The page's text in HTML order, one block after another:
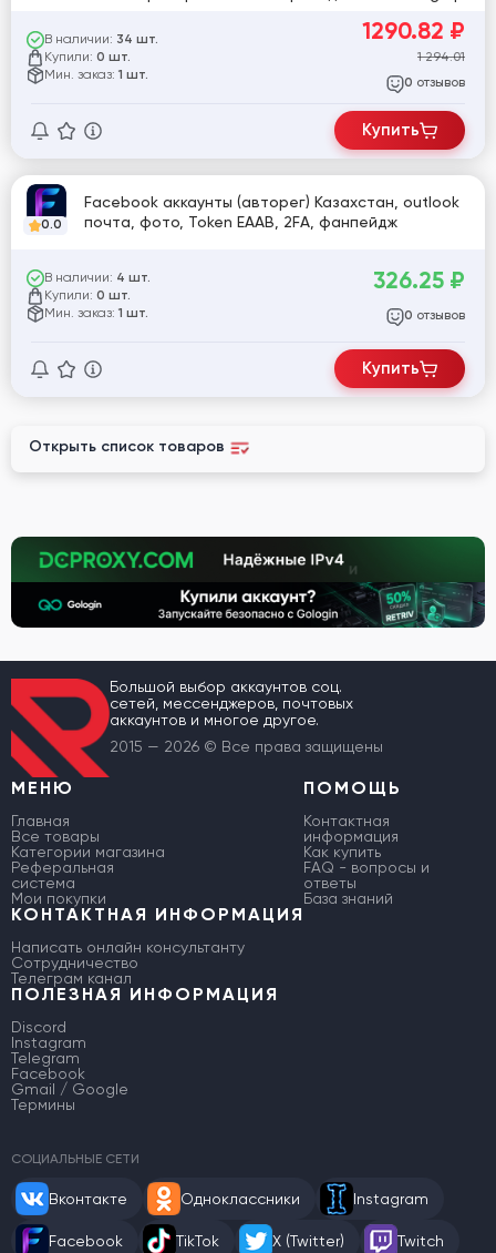
Proff Режим | 0-100 друзей | Стабильная и долгая
работа
В наличии: 34 шт.
Купили: 0 шт.
Мин. заказ: 1 шт.
1290.82 ₽
1 294.01
0 отзывов
Купить
0.0
Facebook аккаунты (авторег) Казахстан, outlook
почта, фото, Token EAAB, 2FA, фанпейдж
В наличии: 4 шт.
Купили: 0 шт.
Мин. заказ: 1 шт.
326.25 ₽
0 отзывов
Купить
Открыть список товаров
Большой выбор аккаунтов соц.
сетей, мессенджеров, почтовых
аккаунтов и многое другое.
2015 — 2026 © Все права защищены
МЕНЮ
Главная
Все товары
Категории магазина
Реферальная
система
Мои покупки
ПОМОЩЬ
Контактная
информация
Как купить
FAQ - вопросы и
ответы
База знаний
КОНТАКТНАЯ ИНФОРМАЦИЯ
Написать онлайн консультанту
Сотрудничество
Телеграм канал
ПОЛЕЗНАЯ ИНФОРМАЦИЯ
Discord
Instagram
Telegram
Facebook
Gmail / Google
Термины
СОЦИАЛЬНЫЕ СЕТИ
Вконтакте Одноклассники Instagram
Facebook TikTok X (Twitter) Twitch